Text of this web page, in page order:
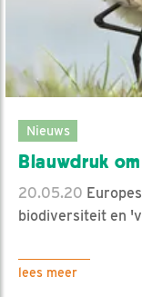
Nieuws
Blauwdruk
20.05.20
biodiversiteit en
lees meer